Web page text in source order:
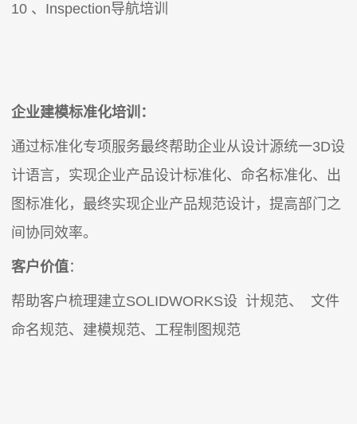
10 、Inspection导航培训
企业建模标准化培训：
通过标准化专项服务最终帮助企业从设计源统一3D设
计语言，实现企业产品设计标准化、命名标准化、出
图标准化，最终实现企业产品规范设计，提高部门之
间协同效率。
客户价值：
帮助客户梳理建立SOLIDWORKS设 计规范、 文件
命名规范、建模规范、工程制图规范